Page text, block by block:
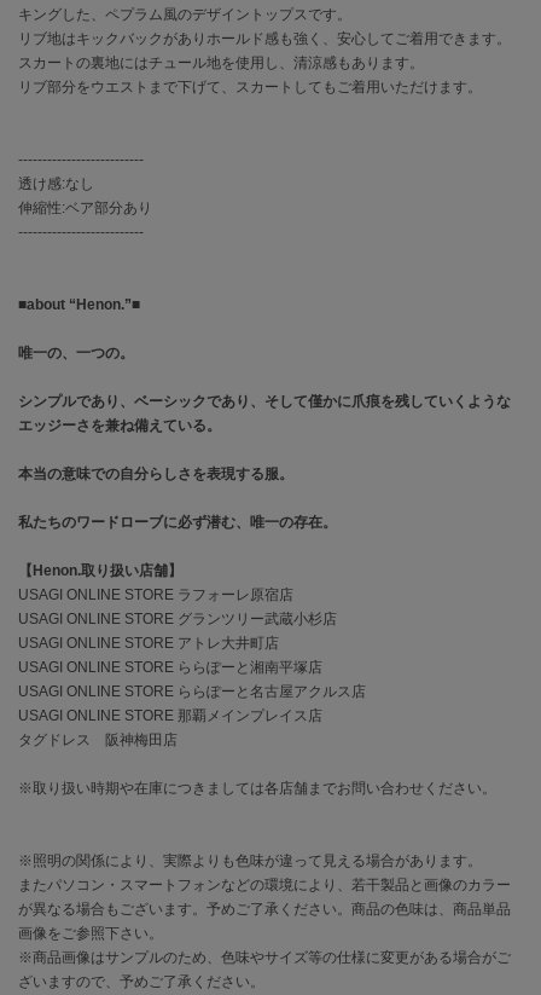
Clarks Premium
クラークス
CODE A
コール ハーン
CONVERSE
DANSKIN
ダンスキン
エイミー イストワール
emmi
emmi atelier
エミ アトリエ
emmi yoga
ETRÉ TOKYO
エトレトウキョウ
FILA
フィラ
FRAY I.D
キングした、ペプラム風のデザイントップスです。
リブ地はキックバックがありホールド感も強く、安心してご着用できます。
スカートの裏地にはチュール地を使用し、清涼感もあります。
リブ部分をウエストまで下げて、スカートしてもご着用いただけます。
--------------------------
透け感:なし
伸縮性:ベア部分あり
--------------------------
■about “Henon.”■
唯一の、一つの。
シンプルであり、ベーシックであり、そして僅かに爪痕を残していくような
エッジーさを兼ね備えている。
本当の意味での自分らしさを表現する服。
私たちのワードローブに必ず潜む、唯一の存在。
【Henon.取り扱い店舗】
USAGI ONLINE STORE ラフォーレ原宿店
USAGI ONLINE STORE グランツリー武蔵小杉店
USAGI ONLINE STORE アトレ大井町店
USAGI ONLINE STORE ららぽーと湘南平塚店
USAGI ONLINE STORE ららぽーと名古屋アクルス店
USAGI ONLINE STORE 那覇メインプレイス店
タグドレス 阪神梅田店
※取り扱い時期や在庫につきましては各店舗までお問い合わせください。
※照明の関係により、実際よりも色味が違って見える場合があります。
またパソコン・スマートフォンなどの環境により、若干製品と画像のカラー
が異なる場合もございます。予めご了承ください。商品の色味は、商品単品
画像をご参照下さい。
※商品画像はサンプルのため、色味やサイズ等の仕様に変更がある場合がご
ざいますので、予めご了承ください。